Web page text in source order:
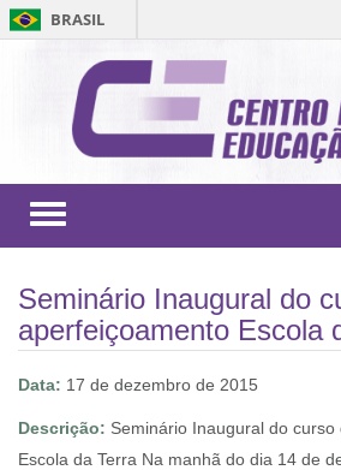
BRASIL
Toggle
Seminário Inaugural do
aperfeiçoamento Escola
Data: 17 de dezembro de 2015
Descrição: Seminário Inaugural do
Escola da Terra Na manhã do dia 14 de